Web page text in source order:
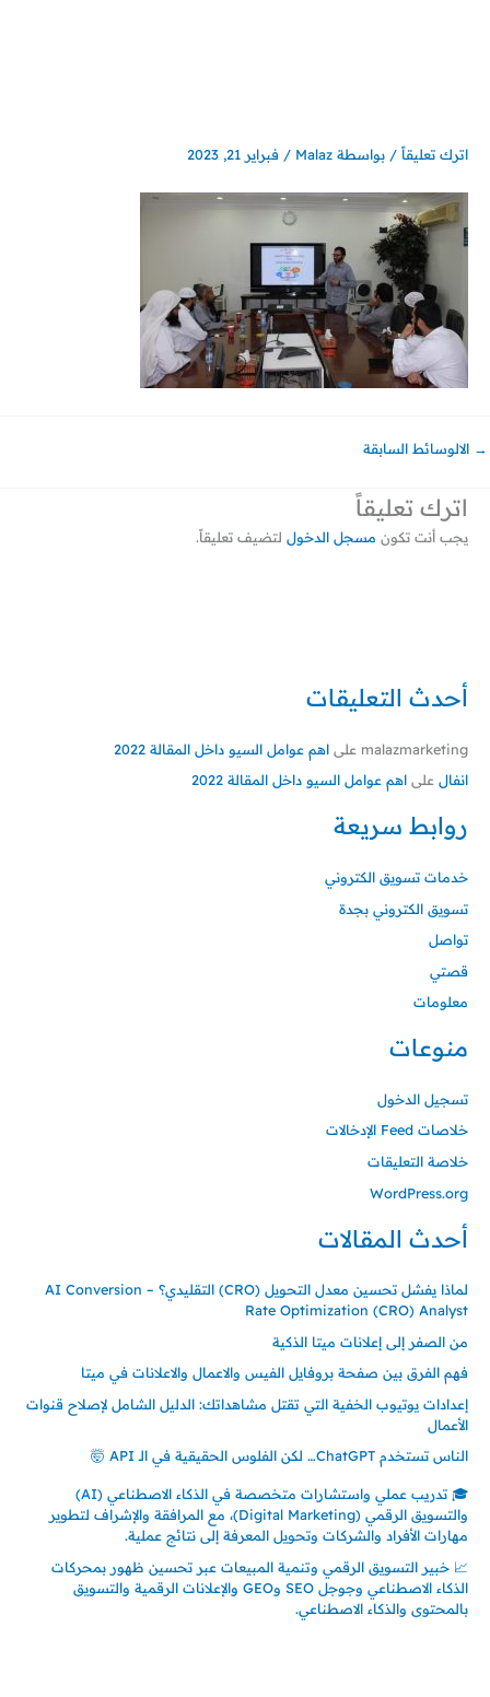
أحدث التعليقات
malazmarketing على اهم عوامل السيو داخل المقالة 2022
انفال على اهم عوامل السيو داخل المقالة 2022
روابط سريعة
خدمات تسويق الكتروني
تسويق الكتروني بجدة
تواصل
قصتي
معلومات
منوعات
تسجيل الدخول
خلاصات Feed الإدخالات
خلاصة التعليقات
WordPress.org
أحدث المقالات
لماذا يفشل تحسين معدل التحويل (CRO) التقليدي؟ – AI Conversion
Rate Optimization (CRO) Analyst
من الصفر إلى إعلانات ميتا الذكية
فهم الفرق بين صفحة بروفايل الفيس والاعمال والاعلانات في ميتا
إعدادات يوتيوب الخفية التي تقتل مشاهداتك: الدليل الشامل لإصلاح قنوات
الأعمال
الناس تستخدم ChatGPT… لكن الفلوس الحقيقية في الـ API 🤯
🎓 تدريب عملي واستشارات متخصصة في الذكاء الاصطناعي (AI)
والتسويق الرقمي (Digital Marketing)، مع المرافقة والإشراف لتطوير
مهارات الأفراد والشركات وتحويل المعرفة إلى نتائج عملية.
📈 خبير التسويق الرقمي وتنمية المبيعات عبر تحسين ظهور بمحركات
الذكاء الاصطناعي وجوجل SEO وGEO والإعلانات الرقمية والتسويق
بالمحتوى والذكاء الاصطناعي.
اترك تعليقاً / بواسطة Malaz
/ فبراير 21, 2023
→ الالوسائط السابقة
اترك تعليقاً
يجب أنت تكون مسجل الدخول لتضيف تعليقاً.